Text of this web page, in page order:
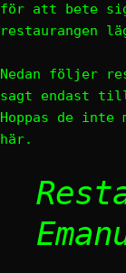
för att bete
restaurangen
Nedan följer
sagt endast
Hoppas de
här.